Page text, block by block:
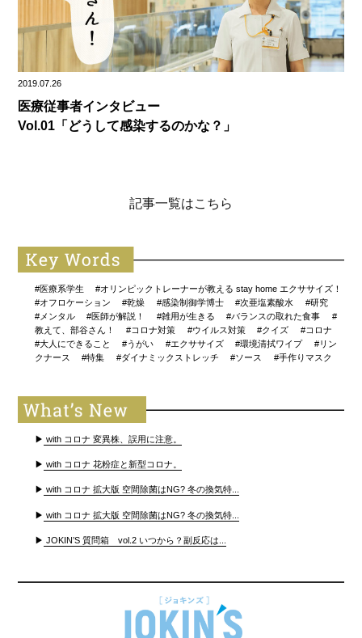
2019.07.26
医療従事者インタビュー
Vol.01「どうして感染するのかな？」
記事一覧はこちら
#医療系学生
#オリンピックトレーナーが教える stay home エクササイズ！
#オフロケーション
#乾燥 #感染制御学博士 #次亜塩素酸水
#研究
#メンタル
#医師が解説！ #雑用が生きる #バランスの取れた食事
#
教えて、部谷さん！
#コロナ対策 #ウイルス対策 #クイズ
#コロナ
#大人にできること
#うがい #エクササイズ #環境清拭ワイプ
#リン
クナース
#特集 #ダイナミックストレッチ #ソース #手作りマスク
▶ with コロナ 変異株、誤用に注意。
▶ with コロナ 花粉症と新型コロナ。
▶ with コロナ 拡大版 空間除菌はNG? 冬の換気特...
▶ with コロナ 拡大版 空間除菌はNG? 冬の換気特...
▶ JOKIN’S 質問箱 vol.2 いつから？副反応は...